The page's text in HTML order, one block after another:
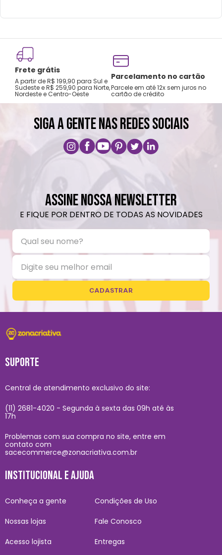
Frete grátis
A partir de R$ 199,90 para Sul e
Sudeste e R$ 259,90 para Norte,
Nordeste e Centro-Oeste
Parcelamento no cartão
Parcele em até 12x sem juros no
cartão de crédito
SIGA A GENTE NAS REDES SOCIAIS
ASSINE NOSSA NEWSLETTER
E FIQUE POR DENTRO DE TODAS AS NOVIDADES
CADASTRAR
SUPORTE
Central de atendimento exclusivo do site:
(11) 2681-4020 - Segunda à sexta das 09h até às
17h
Problemas com sua compra no site, entre em
contato com
sacecommerce@zonacriativa.com.br
INSTITUCIONAL E AJUDA
Conheça a gente
Nossas lojas
Acesso lojista
Condições de Uso
Fale Conosco
Entregas